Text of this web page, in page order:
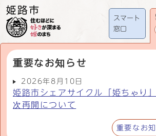
スマート
窓口
重要なお知らせ
2026年8月10日
姫路市シェアサイクル「姫ちゃり
次再開について
重要なお